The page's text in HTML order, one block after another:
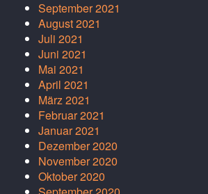
September 2021
August 2021
Juli 2021
Juni 2021
Mai 2021
April 2021
März 2021
Februar 2021
Januar 2021
Dezember 2020
November 2020
Oktober 2020